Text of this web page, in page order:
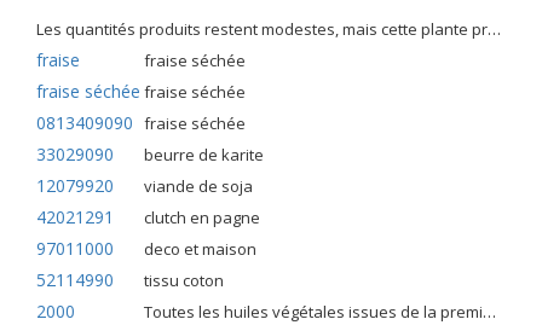
Les quantités produits restent modestes, mais cette plante présente malgré tout de nombreuses qualités. Elle est utilisé dans l'alimentation humaine et entre dans la préparation de nombreuses recettes traditionnelles africaines comme le couscous, la bouillie, les boulettes, les beignets et même le pain.
fraise fraise séchée
fraise séchée fraise séchée
0813409090 fraise séchée
33029090 beurre de karite
12079920 viande de soja
42021291 clutch en pagne
97011000 deco et maison
52114990 tissu coton
2000 Toutes les huiles végétales issues de la première pression à froid